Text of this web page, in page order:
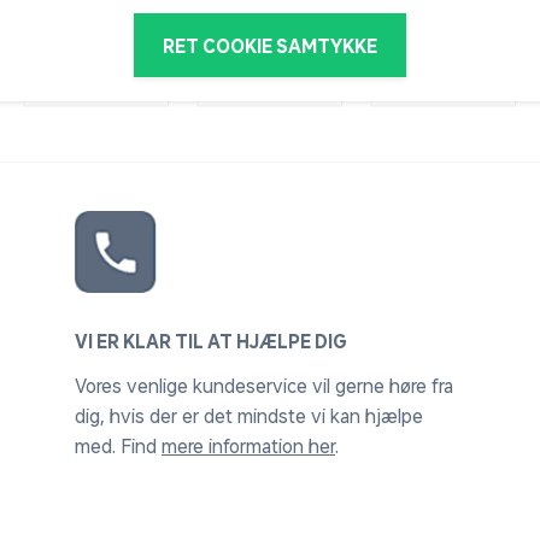
RET COOKIE SAMTYKKE
VI ER KLAR TIL AT HJÆLPE DIG
Vores venlige kundeservice vil gerne høre fra
dig, hvis der er det mindste vi kan hjælpe
med. Find mere information her.